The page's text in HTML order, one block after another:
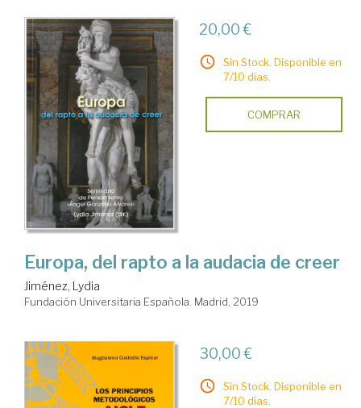
20,00 €
Sin Stock. Disponible en
7/10 días.
COMPRAR
Europa, del rapto a la audacia de creer
Jiménez, Lydia
Fundación Universitaria Española. Madrid, 2019
30,00 €
Sin Stock. Disponible en
7/10 días.